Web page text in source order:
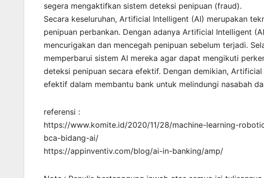
segera mengaktifkan sistem deteksi penipuan (fraud).
Secara keseluruhan, Artificial Intelligent (AI) merupakan
penipuan perbankan. Dengan adanya Artificial Intelligent
mencurigakan dan mencegah penipuan sebelum terjadi.
memperbarui sistem AI mereka agar dapat mengikuti
deteksi penipuan secara efektif. Dengan demikian,
efektif dalam membantu bank untuk melindungi nasabah
referensi :
https://www.komite.id/2020/11/28/machine-learning-
bca-bidang-ai/
https://appinventiv.com/blog/ai-in-banking/amp/